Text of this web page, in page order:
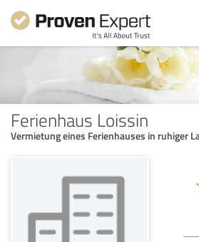
Ferienhaus Loissin
Vermietung eines Ferienhauses in ruhiger